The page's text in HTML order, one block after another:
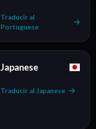
Traducir al
Portuguese
Japanese
Traducir al Japanese